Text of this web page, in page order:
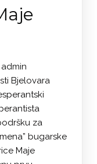
admin
Bjelovara
za
bugarske
Maje